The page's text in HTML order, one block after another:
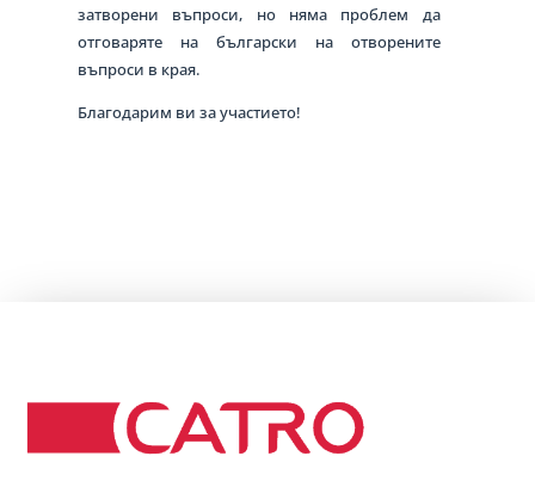
затворени въпроси, но няма проблем да
отговаряте на български на отворените
въпроси в края.
Благодарим ви за участието!